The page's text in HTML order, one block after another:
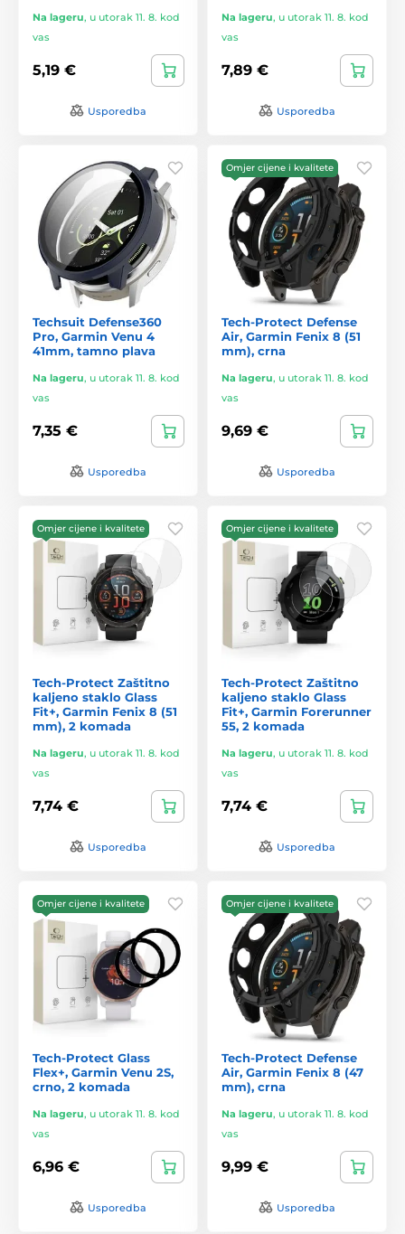
Na lageru, u utorak 11. 8. kod
vas
5,19 €
Usporedba
Na lageru, u utorak 11. 8. kod
vas
7,89 €
Usporedba
Techsuit Defense360
Pro, Garmin Venu 4
41mm, tamno plava
Na lageru, u utorak 11. 8. kod
vas
7,35 €
Usporedba
Omjer cijene i kvalitete
Tech-Protect Defense
Air, Garmin Fenix 8 (51
mm), crna
Na lageru, u utorak 11. 8. kod
vas
9,69 €
Usporedba
Omjer cijene i kvalitete
Tech-Protect Zaštitno
kaljeno staklo Glass
Fit+, Garmin Fenix 8 (51
mm), 2 komada
Na lageru, u utorak 11. 8. kod
vas
7,74 €
Usporedba
Omjer cijene i kvalitete
Tech-Protect Zaštitno
kaljeno staklo Glass
Fit+, Garmin Forerunner
55, 2 komada
Na lageru, u utorak 11. 8. kod
vas
7,74 €
Usporedba
Omjer cijene i kvalitete
Tech-Protect Glass
Flex+, Garmin Venu 2S,
crno, 2 komada
Na lageru, u utorak 11. 8. kod
vas
6,96 €
Usporedba
Omjer cijene i kvalitete
Tech-Protect Defense
Air, Garmin Fenix 8 (47
mm), crna
Na lageru, u utorak 11. 8. kod
vas
9,99 €
Usporedba